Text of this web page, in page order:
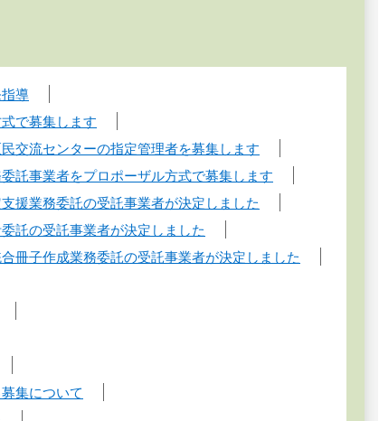
導
で募集します
交流センターの指定管理者を募集します
託事業者をプロポーザル方式で募集します
援業務委託の受託事業者が決定しました
託の受託事業者が決定しました
冊子作成業務委託の受託事業者が決定しました
集について